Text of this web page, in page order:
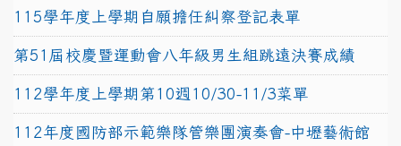
115學年度上學期自願擔任糾察登記表單
第51屆校慶暨運動會八年級男生組跳遠決賽成績
112學年度上學期第10週10/30-11/3菜單
112年度國防部示範樂隊管樂團演奏會-中壢藝術館